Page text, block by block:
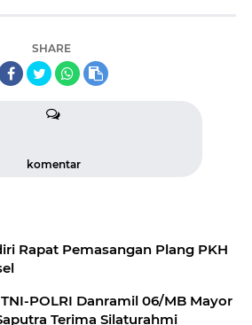
SHARE
komentar
Rapat Pemasangan Plang PKH
POLRI Danramil 06/MB Mayor
Terima Silaturahmi